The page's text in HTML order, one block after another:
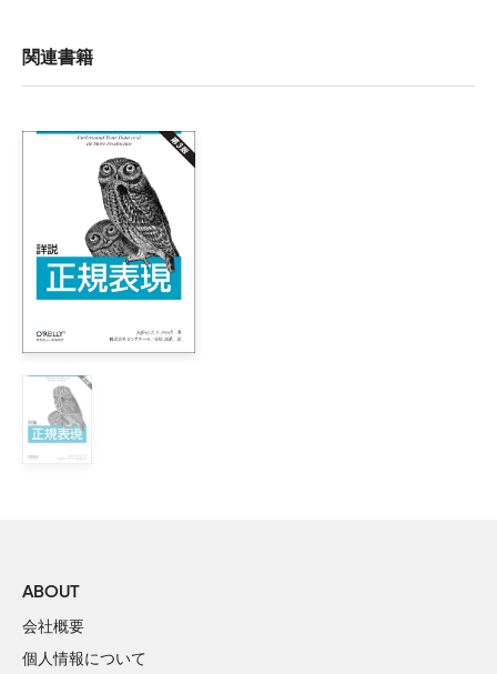
まえがき
    1.1　Unixの威力
        1.1.1　名前の一括変更とファイルの一覧表示
        1.1.2　表示されないファイルの探索
    1.2　フォルダか、ディレクトリか？
    1.3　無数に存在する無料のアプリケーション
        1.3.1　インターネット接続の威力
        1.4.1　Unixコマンドをすべて表示する
    1.5　簡単な Unix入門
2章　ターミナルを使う
        2.1.4　ターミナルの環境設定を変更
        2.1.5　「ターミナル」アプリケーションが持つ機能
関連書籍
ABOUT
会社概要
個人情報について